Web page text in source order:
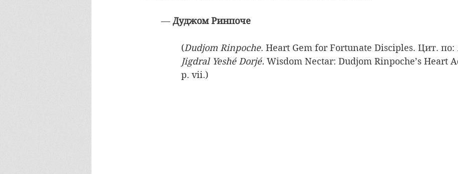
— Дуджом Ринпоче
(Dudjom Rinpoche. Heart Gem for Fortunate Disciples. Цит. по:
Jigdral Yeshé Dorjé. Wisdom Nectar: Dudjom Rinpoche’s Heart
p. vii.)